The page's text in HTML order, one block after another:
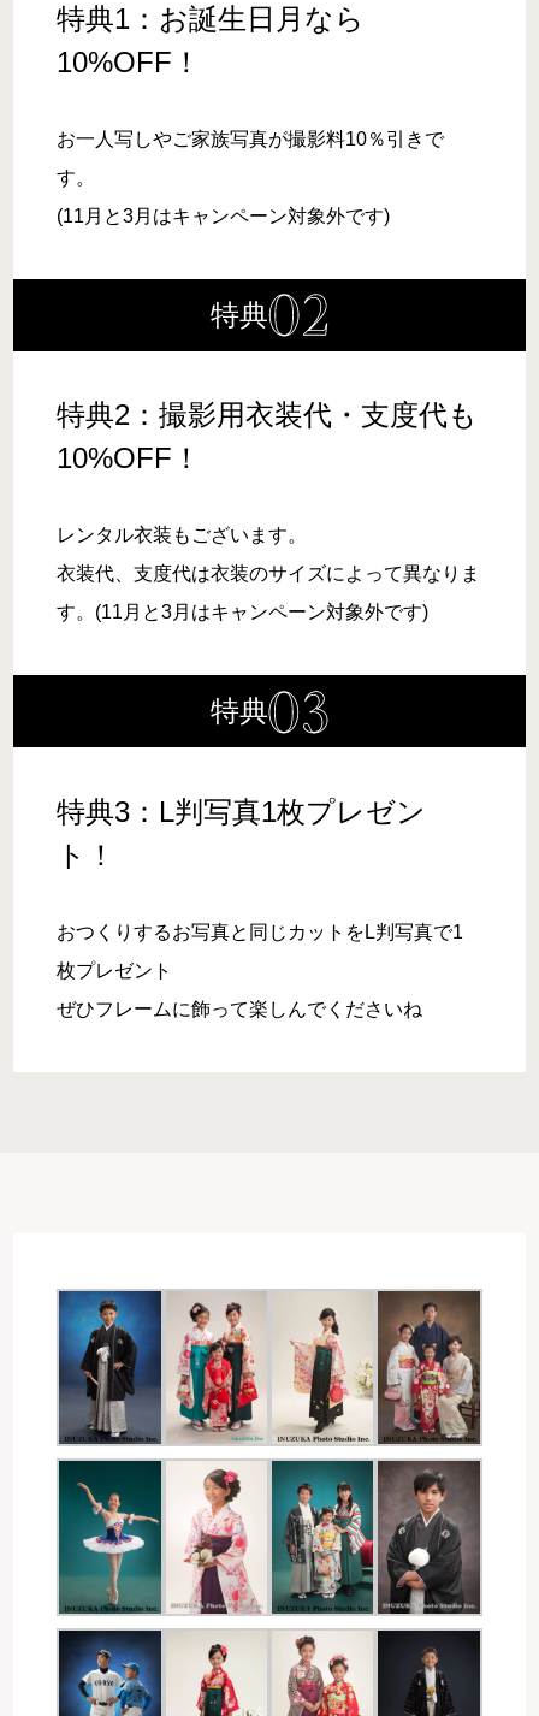
特典1：お誕生日月なら
10%OFF！
お一人写しやご家族写真が撮影料10％引きで
す。
(11月と3月はキャンペーン対象外です)
特典
特典2：撮影用衣装代・支度代も
10%OFF！
レンタル衣装もございます。
衣装代、支度代は衣装のサイズによって異なりま
す。(11月と3月はキャンペーン対象外です)
特典
特典3：L判写真1枚プレゼン
ト！
おつくりするお写真と同じカットをL判写真で1
枚プレゼント
ぜひフレームに飾って楽しんでくださいね